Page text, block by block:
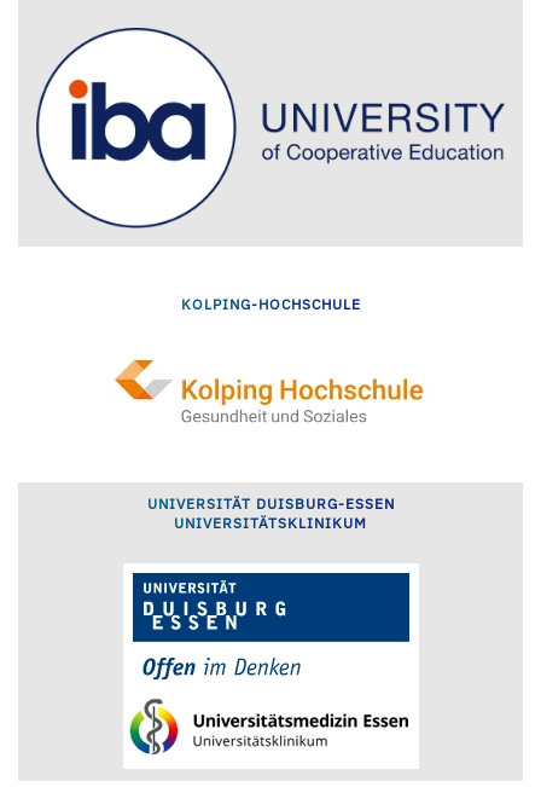
KOLPING-HOCHSCHULE
UNIVERSITÄT DUISBURG-ESSEN
UNIVERSITÄTSKLINIKUM